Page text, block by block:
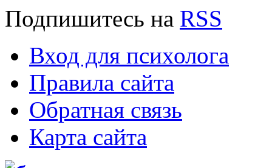
Подпишитесь на RSS
Вход для психолога
Правила сайта
Обратная связь
Карта сайта